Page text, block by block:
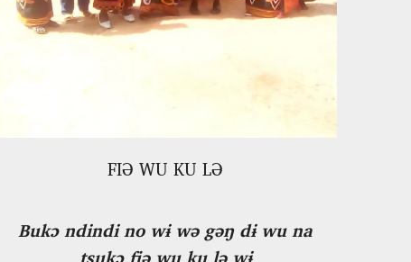
FIƏ WU KU LƏ
Bukɔ ndindi no wɨ wə gəŋ dɨ wu na
tsukɔ fiə wu ku lə wɨ